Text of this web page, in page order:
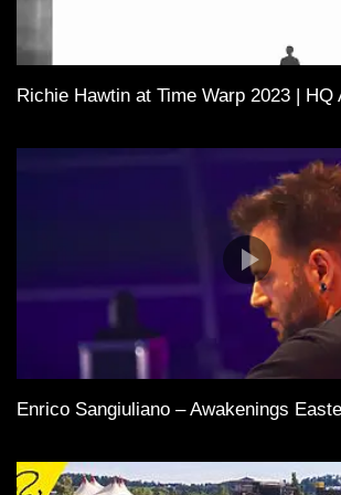
Richie Hawtin at Time Warp 2023 | HQ
Enrico Sangiuliano – Awakenings